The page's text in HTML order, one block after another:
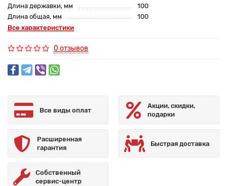
Длина державки, мм
100
Длина общая, мм
100
Все характеристики
0 отзывов
Все виды оплат
Акции, скидки,
подарки
Расширенная
гарантия
Быстрая доставка
Собственный
сервис-центр